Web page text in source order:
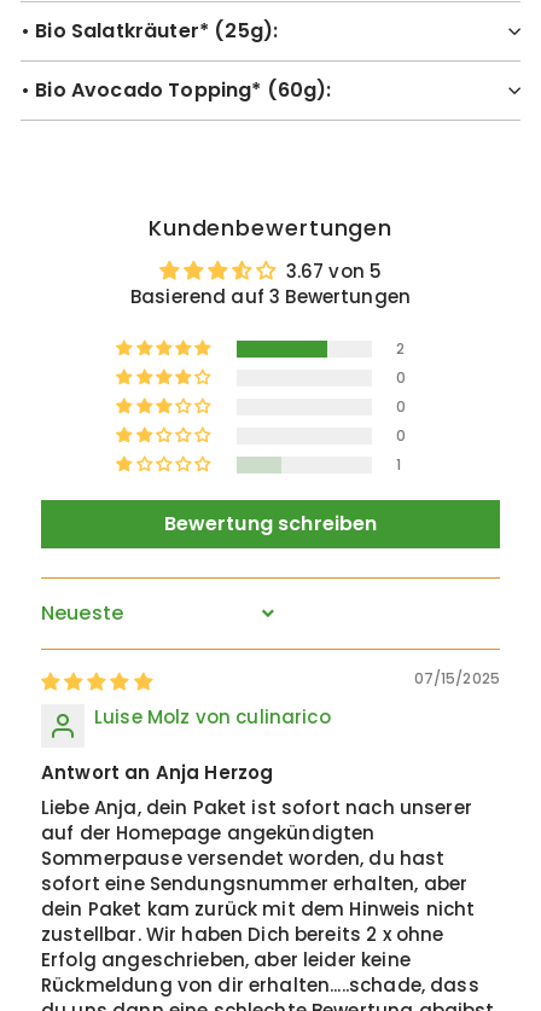
• Bio Salatkräuter* (25g):
• Bio Avocado Topping* (60g):
Kundenbewertungen
3.67 von 5
Basierend auf 3 Bewertungen
2
0
0
0
1
Bewertung schreiben
Sort by
07/15/2025
Luise Molz von culinarico
Antwort an Anja Herzog
Liebe Anja, dein Paket ist sofort nach unserer
auf der Homepage angekündigten
Sommerpause versendet worden, du hast
sofort eine Sendungsnummer erhalten, aber
dein Paket kam zurück mit dem Hinweis nicht
zustellbar. Wir haben Dich bereits 2 x ohne
Erfolg angeschrieben, aber leider keine
Rückmeldung von dir erhalten.....schade, dass